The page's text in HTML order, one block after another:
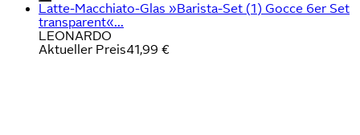
Latte-Macchiato-Glas »Barista-Set (1) Gocce 6er Set
transparent«...
LEONARDO
Aktueller Preis41,99 €